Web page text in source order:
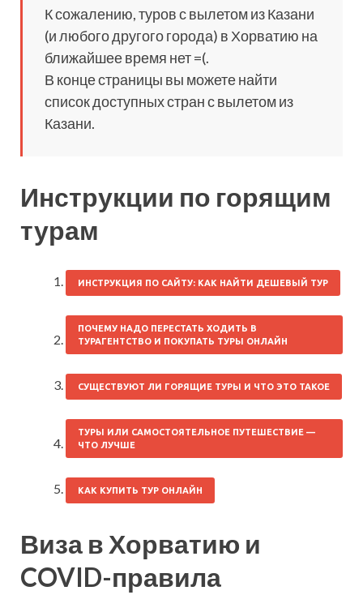
К сожалению, туров с вылетом из Казани
(и любого другого города) в Хорватию на
ближайшее время нет =(.
В конце страницы вы можете найти
список доступных стран с вылетом из
Казани.
Инструкции по горящим
турам
ИНСТРУКЦИЯ ПО САЙТУ: КАК НАЙТИ ДЕШЕВЫЙ ТУР
ПОЧЕМУ НАДО ПЕРЕСТАТЬ ХОДИТЬ В
ТУРАГЕНТСТВО И ПОКУПАТЬ ТУРЫ ОНЛАЙН
СУЩЕСТВУЮТ ЛИ ГОРЯЩИЕ ТУРЫ И ЧТО ЭТО ТАКОЕ
ТУРЫ ИЛИ САМОСТОЯТЕЛЬНОЕ ПУТЕШЕСТВИЕ —
ЧТО ЛУЧШЕ
КАК КУПИТЬ ТУР ОНЛАЙН
Виза в Хорватию и
COVID-правила